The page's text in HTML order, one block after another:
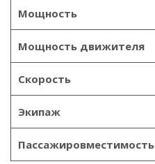
Мощность
Мощность движителя
Скорость
Экипаж
Пассажировместимость